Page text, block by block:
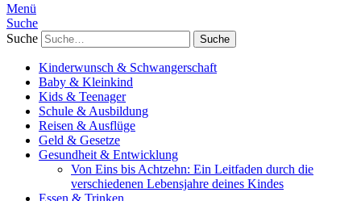
Menü
Suche
Suche
Kinderwunsch & Schwangerschaft
Baby & Kleinkind
Kids & Teenager
Schule & Ausbildung
Reisen & Ausflüge
Geld & Gesetze
Gesundheit & Entwicklung
Von Eins bis Achtzehn: Ein Leitfaden durch die
verschiedenen Lebensjahre deines Kindes
Essen & Trinken